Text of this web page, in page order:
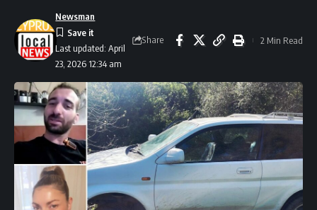
Last updated: April
23, 2026 12:34 am
Newsman
Share 2 Min Read